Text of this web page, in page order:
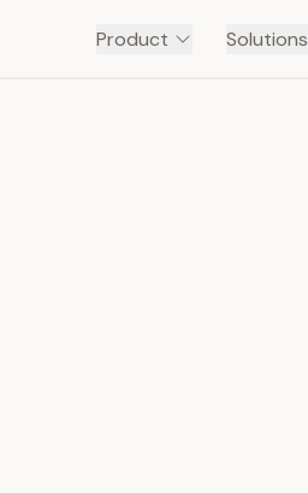
Product Solutions